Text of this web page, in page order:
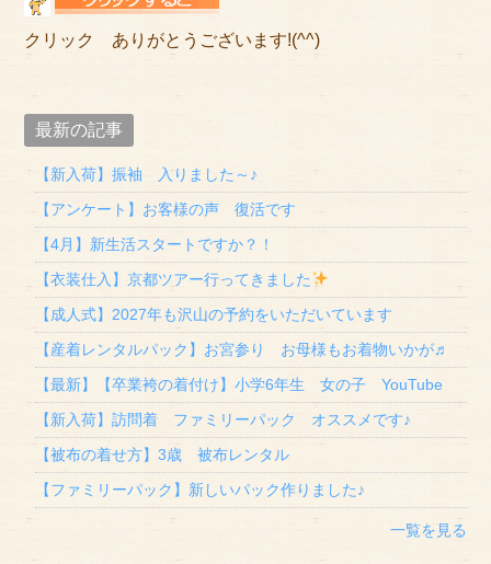
クリック ありがとうございます!(^^)
最新の記事
【新入荷】振袖 入りました～♪
【アンケート】お客様の声 復活です
【4月】新生活スタートですか？！
【衣装仕入】京都ツアー行ってきました
【成人式】2027年も沢山の予約をいただいています
【産着レンタルパック】お宮参り お母様もお着物いかが♬
【最新】【卒業袴の着付け】小学6年生 女の子 YouTube
【新入荷】訪問着 ファミリーパック オススメです♪
【被布の着せ方】3歳 被布レンタル
【ファミリーパック】新しいパック作りました♪
一覧を見る